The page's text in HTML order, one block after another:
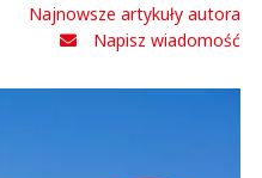
Najnowsze artykuły autora
Napisz wiadomość